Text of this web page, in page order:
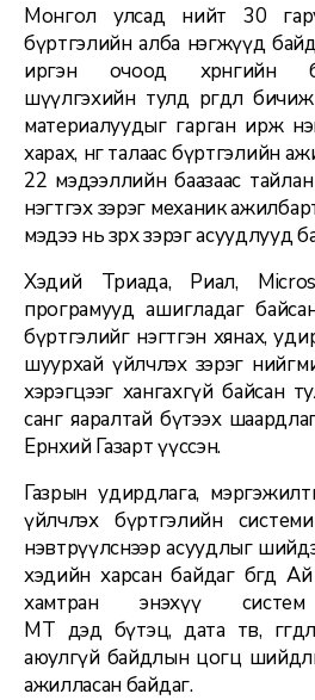
Монгол улсад нийт 30
бүртгэлийн алба нэгжүүд
иргэн очоод хөрөнгийн
шүүлгэхийн тулд өргөдөл
материалуудыг гарган ирж
харах, нөгөө талаас бүртгэлийн
22 мэдээллийн баазаас
нэгтгэх зэрэг механик
мэдээ нь зөрөх зэрэг асуудлууд
Хэдий Триада, Риал,
програмууд ашигладаг
бүртгэлийг нэгтгэн хянах,
шуурхай үйлчлэх зэрэг
хэрэгцээг хангахгүй байсан
санг яаралтай бүтээх
Eрөнхий Газарт үүссэн.
Газрын удирдлага,
үйлчлэх бүртгэлийн
нэвтрүүлснээр асуудлыг
хэдийн харсан байдаг бөгөөд
хамтран энэхүү
МТ дэд бүтэц, дата төв,
аюулгүй байдлын цогц
ажилласан байдаг.